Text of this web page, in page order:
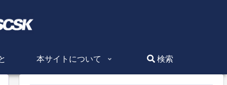
本サイトについて 検索